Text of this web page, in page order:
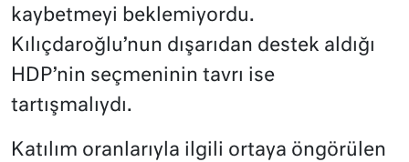
kaybetmeyi beklemiyordu.
Kılıçdaroğlu’nun dışarıdan destek aldığı
HDP’nin seçmeninin tavrı ise
tartışmalıydı.
Katılım oranlarıyla ilgili ortaya öngörülen